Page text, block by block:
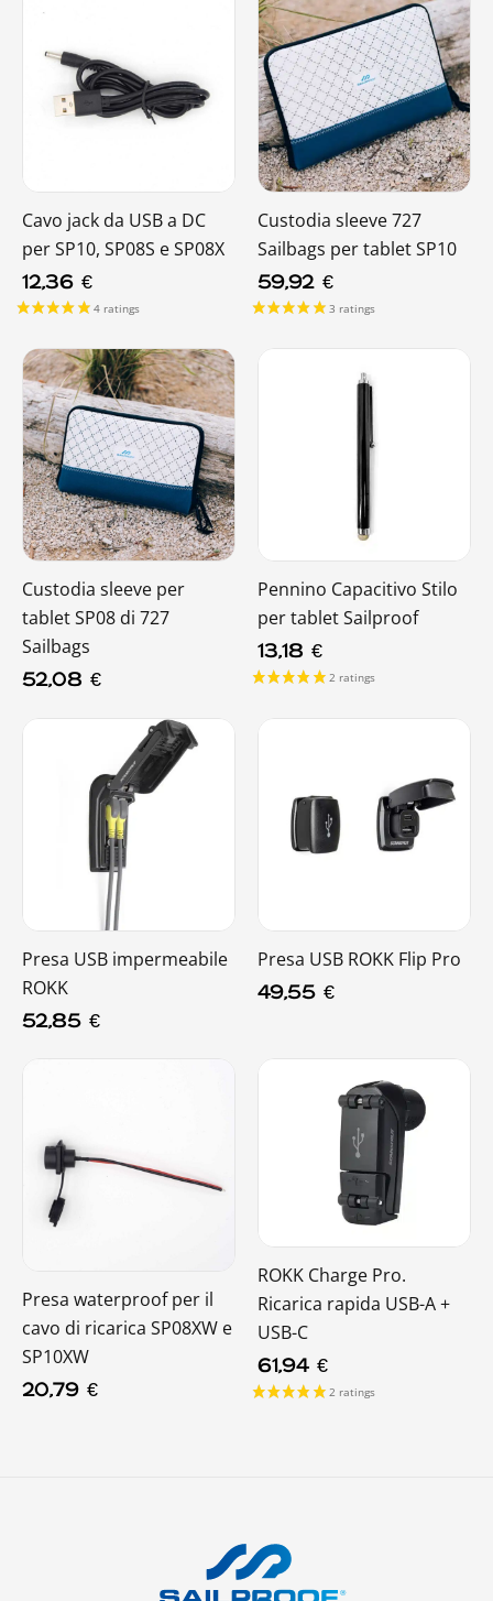
Cavo jack da USB a DC
per SP10, SP08S e SP08X
12,36 €
Custodia sleeve 727
Sailbags per tablet SP10
59,92 €
Custodia sleeve per
tablet SP08 di 727
Sailbags
52,08 €
Pennino Capacitivo Stilo
per tablet Sailproof
13,18 €
Presa USB impermeabile
ROKK
52,85 €
Presa USB ROKK Flip Pro
49,55 €
Presa waterproof per il
cavo di ricarica SP08XW e
SP10XW
20,79 €
ROKK Charge Pro.
Ricarica rapida USB-A +
USB-C
61,94 €